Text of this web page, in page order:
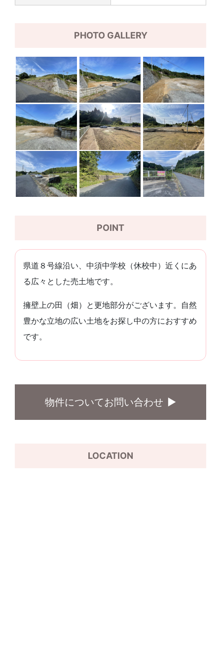
PHOTO GALLERY
POINT
県道８号線沿い、中須中学校（休校中）近くにあ
る広々とした売土地です。
擁壁上の田（畑）と更地部分がございます。自然
豊かな立地の広い土地をお探し中の方におすすめ
です。
物件についてお問い合わせ
LOCATION